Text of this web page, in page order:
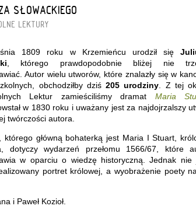
SŁOWACKIEGO
LEKTURY
1809 roku w Krzemieńcu urodził się
, którego prawdopodobnie bliżej nie
Autor wielu utworów, które znalazły się w
obchodziłby dziś 205 urodziny . Z tej
Lektur zamieściliśmy dramat Maria
w 1830 roku i uważany jest za najdojrzalszy
twórczości autora.
którego główną bohaterką jest Maria I Stuart,
dotyczy wydarzeń przełomu 1566/67, które
w oparciu o wiedzę historyczną. Jednak nie
portret królowej, a wyobrażenie poety
i Paweł Kozioł.